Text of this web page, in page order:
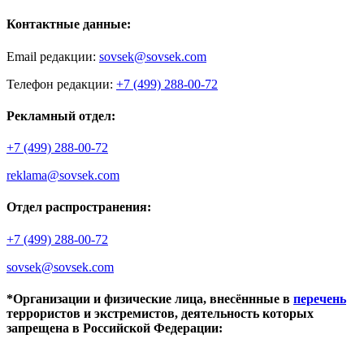
Контактные данные:
Email редакции: sovsek@sovsek.com
Телефон редакции: +7 (499) 288-00-72
Рекламный отдел:
+7 (499) 288-00-72
reklama@sovsek.com
Отдел распространения:
+7 (499) 288-00-72
sovsek@sovsek.com
*Организации и физические лица, внесённные в перечень
террористов и экстремистов, деятельность которых
запрещена в Российской Федерации: